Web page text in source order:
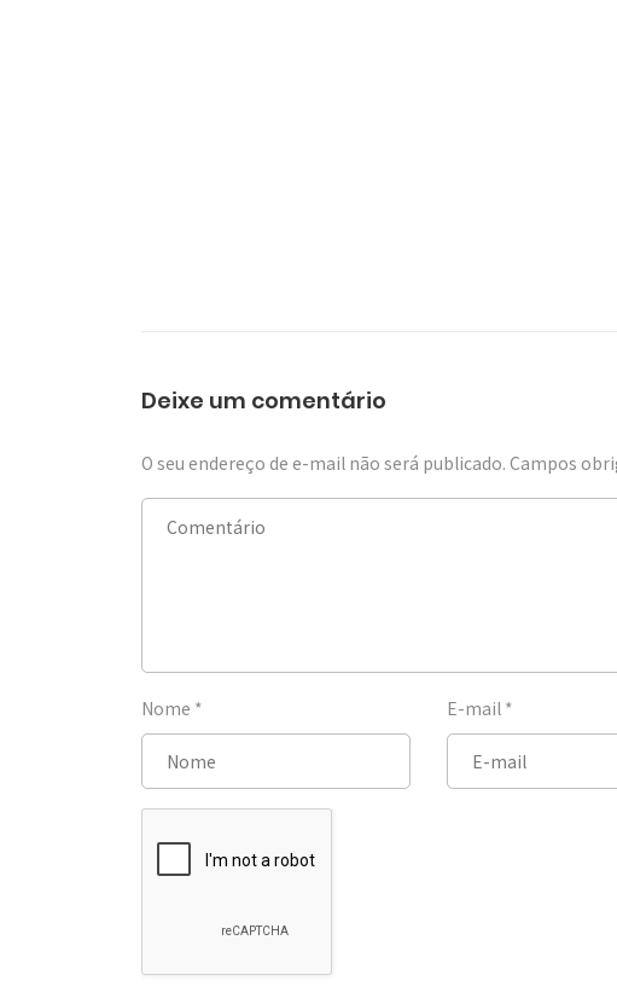
Deixe um comentário
O seu endereço de e-mail não será publicado. Campos
Nome * E-mail *